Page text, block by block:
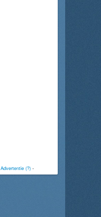
Advertentie (?)-